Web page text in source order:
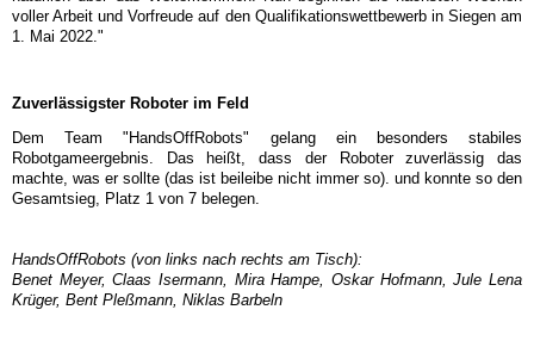
voller Arbeit und Vorfreude auf den Qualifikationswettbewerb in Siegen am
1. Mai 2022."
Zuverlässigster Roboter im Feld
Dem Team "HandsOffRobots" gelang ein besonders stabiles
Robotgameergebnis. Das heißt, dass der Roboter zuverlässig das
machte, was er sollte (das ist beileibe nicht immer so). und konnte so den
Gesamtsieg, Platz 1 von 7 belegen.
HandsOffRobots (von links nach rechts am Tisch):
Benet Meyer, Claas Isermann, Mira Hampe, Oskar Hofmann, Jule Lena
Krüger, Bent Pleßmann, Niklas Barbeln